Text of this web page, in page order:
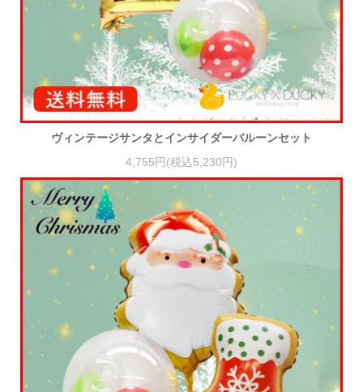
ヴィンテージサンタとインサイダーバルーンセット
4,755円(税込5,230円)